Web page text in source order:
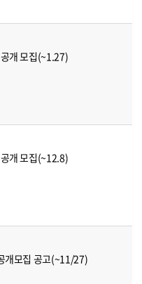
개 모집(~1.27)
개 모집(~12.8)
개모집 공고(~11/27)